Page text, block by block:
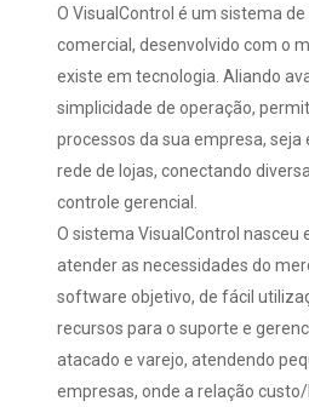
O VisualControl é um sistema
comercial, desenvolvido com o
existe em tecnologia. Aliando
simplicidade de operação,
processos da sua empresa, seja
rede de lojas, conectando
controle gerencial.
O sistema VisualControl nasceu
atender as necessidades do
software objetivo, de fácil
recursos para o suporte e
atacado e varejo, atendendo
empresas, onde a relação